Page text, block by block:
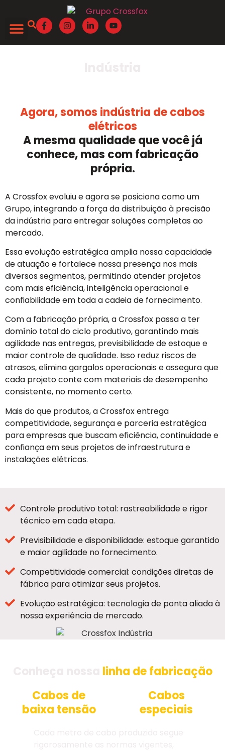
Agora, somos indústria de cabos
elétricos
A mesma qualidade que você já
conhece, mas com fabricação
própria.
A Crossfox evoluiu e agora se posiciona como um
Grupo, integrando a força da distribuição à precisão
da indústria para entregar soluções completas ao
mercado.
Essa evolução estratégica amplia nossa capacidade
de atuação e fortalece nossa presença nos mais
diversos segmentos, permitindo atender projetos
com mais eficiência, inteligência operacional e
confiabilidade em toda a cadeia de fornecimento.
Com a fabricação própria, a Crossfox passa a ter
domínio total do ciclo produtivo, garantindo mais
agilidade nas entregas, previsibilidade de estoque e
maior controle de qualidade. Isso reduz riscos de
atrasos, elimina gargalos operacionais e assegura que
cada projeto conte com materiais de desempenho
consistente, no momento certo.
Mais do que produtos, a Crossfox entrega
competitividade, segurança e parceria estratégica
para empresas que buscam eficiência, continuidade e
confiança em seus projetos de infraestrutura e
instalações elétricas.
Controle produtivo total: rastreabilidade e rigor
técnico em cada etapa.
Previsibilidade e disponibilidade: estoque garantido
e maior agilidade no fornecimento.
Competitividade comercial: condições diretas de
fábrica para otimizar seus projetos.
Evolução estratégica: tecnologia de ponta aliada à
nossa experiência de mercado.
linha de fabricação
Cabos de
baixa tensão
Cabos
especiais